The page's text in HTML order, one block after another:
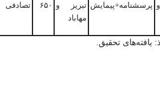
پرسشنامه+پیمایش تبریز و
مهاباد
۶۵۰ تصادفی
یافته‌های تحقیق.